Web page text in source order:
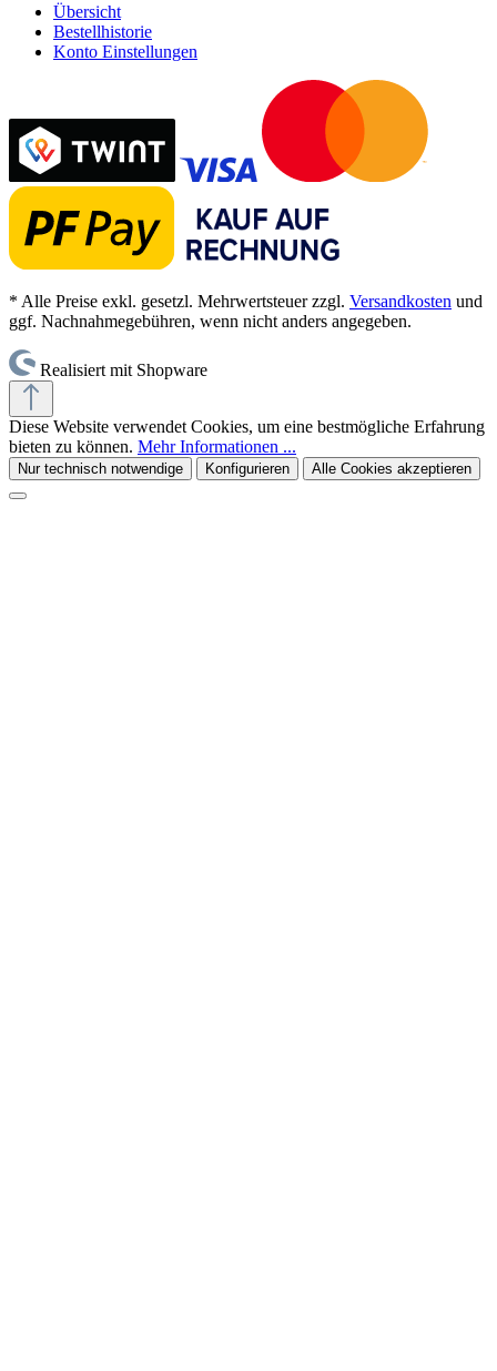
Übersicht
Bestellhistorie
Konto Einstellungen
* Alle Preise exkl. gesetzl. Mehrwertsteuer zzgl. Versandkosten und
ggf. Nachnahmegebühren, wenn nicht anders angegeben.
Realisiert mit Shopware
Diese Website verwendet Cookies, um eine bestmögliche Erfahrung
bieten zu können. Mehr Informationen ...
Nur technisch notwendige Konfigurieren Alle Cookies akzeptieren